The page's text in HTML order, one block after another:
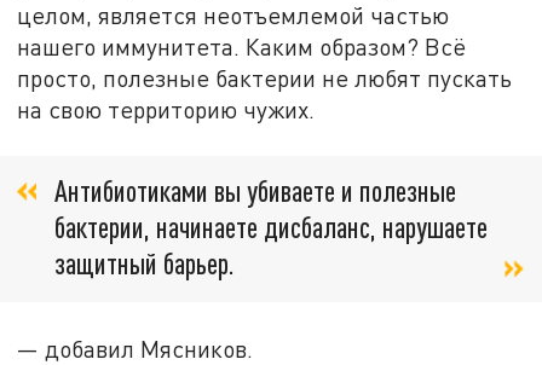
целом, является неотъемлемой частью
нашего иммунитета. Каким образом? Всё
просто, полезные бактерии не любят пускать
на свою территорию чужих.
Антибиотиками вы убиваете и полезные
бактерии, начинаете дисбаланс, нарушаете
защитный барьер.
— добавил Мясников.